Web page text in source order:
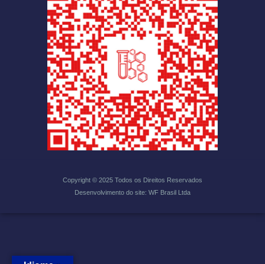
Copyright © 2025 Todos os Direitos Reservados
Desenvolvimento do site: WF Brasil Ltda